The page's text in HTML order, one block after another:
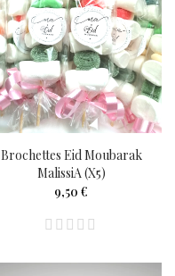
Brochettes Eid Moubarak
MalissiA (x5)
9,50 €